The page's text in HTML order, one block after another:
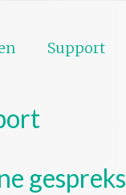
Support